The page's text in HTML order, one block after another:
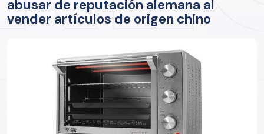
abusar de reputación alemana al
vender artículos de origen chino